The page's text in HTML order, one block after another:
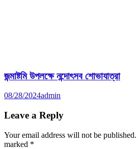
জন্মাষ্টমি উপলক্ষে নন্দোৎসব শোভাযাত্রা
08/28/2024admin
Leave a Reply
Your email address will not be published.
marked *